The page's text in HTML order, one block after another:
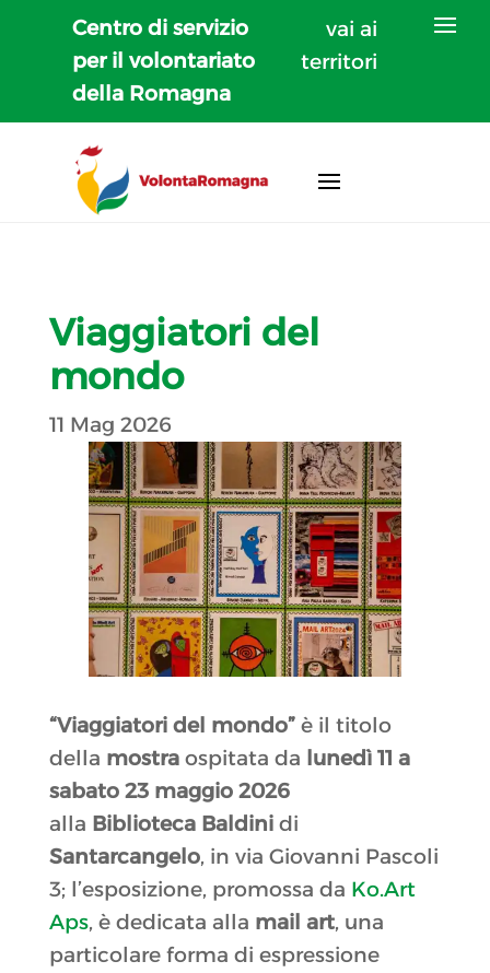
Centro di servizio
per il volontariato
della Romagna
vai ai
territori
Viaggiatori del
mondo
11 Mag 2026
“Viaggiatori del mondo”è il titolo
della mostraospitata da lunedì 11 a
sabato 23 maggio 2026
alla Biblioteca Baldinidi
Santarcangelo, in via Giovanni Pascoli
3; l’esposizione, promossa da Ko.Art
Aps, è dedicata alla mail art, una
particolare forma di espressione